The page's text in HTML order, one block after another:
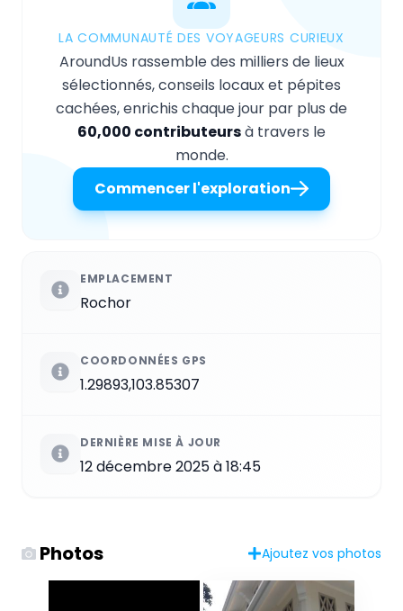
LA COMMUNAUTÉ DES VOYAGEURS CURIEUX
AroundUs rassemble des milliers de lieux
sélectionnés, conseils locaux et pépites
cachées, enrichis chaque jour par plus de
60,000 contributeursà travers le
monde.
Commencer l'exploration
EMPLACEMENT
Rochor
COORDONNÉES GPS
1.29893,103.85307
DERNIÈRE MISE À JOUR
12 décembre 2025 à 18:45
Photos Ajoutez vos photos